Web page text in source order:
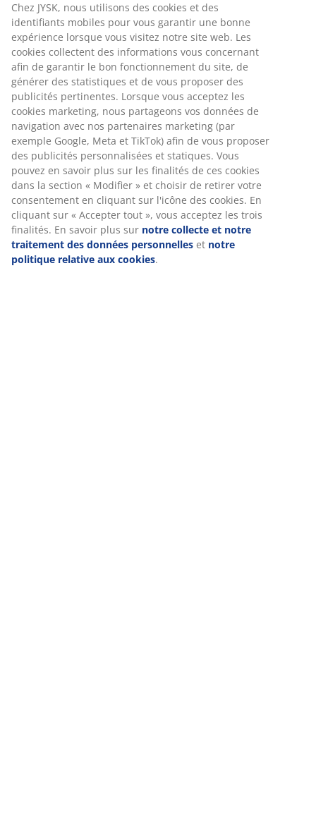
Chez JYSK, nous utilisons des cookies et des
identifiants mobiles pour vous garantir une bonne
expérience lorsque vous visitez notre site web. Les
cookies collectent des informations vous concernant
afin de garantir le bon fonctionnement du site, de
générer des statistiques et de vous proposer des
publicités pertinentes. Lorsque vous acceptez les
cookies marketing, nous partageons vos données de
navigation avec nos partenaires marketing (par
exemple Google, Meta et TikTok) afin de vous proposer
des publicités personnalisées et statiques. Vous
pouvez en savoir plus sur les finalités de ces cookies
dans la section « Modifier » et choisir de retirer votre
consentement en cliquant sur l'icône des cookies. En
cliquant sur « Accepter tout », vous acceptez les trois
finalités. En savoir plus sur notre collecte et notre
traitement des données personnelles et notre
politique relative aux cookies.